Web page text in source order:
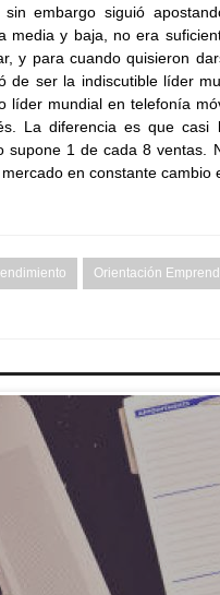
embargo siguió
media y baja, no era
y para cuando quisieron
de ser la indiscutible líder
líder mundial en telefonía
La diferencia es que
supone 1 de cada 8
en constante cambio
Orientación